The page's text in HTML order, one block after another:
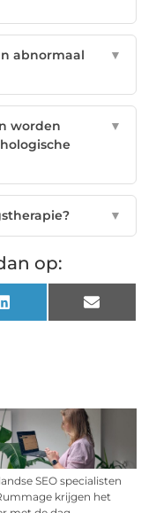
SEO specialisten
krijgen het
abnormaal
▼
worden
▼
▼
op:
LinkedIn Email